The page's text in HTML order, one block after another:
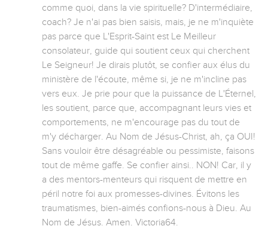
comme quoi, dans la vie spirituelle? D'intermédiaire,
coach? Je n'ai pas bien saisis, mais, je ne m'inquiète
pas parce que L'Esprit-Saint est Le Meilleur
consolateur, guide qui soutient ceux qui cherchent
Le Seigneur! Je dirais plutôt, se confier aux élus du
ministère de l'écoute, même si, je ne m'incline pas
vers eux. Je prie pour que la puissance de L'Éternel,
les soutient, parce que, accompagnant leurs vies et
comportements, ne m'encourage pas du tout de
m'y décharger. Au Nom de Jésus-Christ, ah, ça OUI!
Sans vouloir être désagréable ou pessimiste, faisons
tout de même gaffe. Se confier ainsi.. NON! Car, il y
a des mentors-menteurs qui risquent de mettre en
péril notre foi aux promesses-divines. Évitons les
traumatismes, bien-aimés confions-nous à Dieu. Au
Nom de Jésus. Amen. Victoria64.